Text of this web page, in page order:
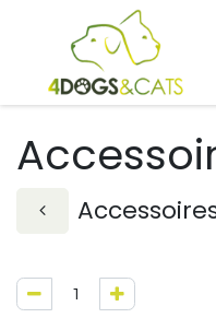
Overslaan naar inhoud